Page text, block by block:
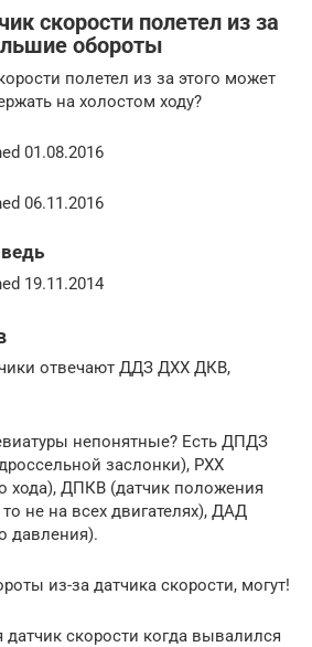
скорости полетел из за
обороты
полетел из за этого может
на холостом ходу?
01.08.2016
06.11.2016
19.11.2014
отвечают ДДЗ ДХХ ДКВ,
непонятные? Есть ДПДЗ
заслонки), РХХ
хода), ДПКВ (датчик положения
не на всех двигателях), ДАД
давления).
из-за датчика скорости, могут!
скорости когда вывалился